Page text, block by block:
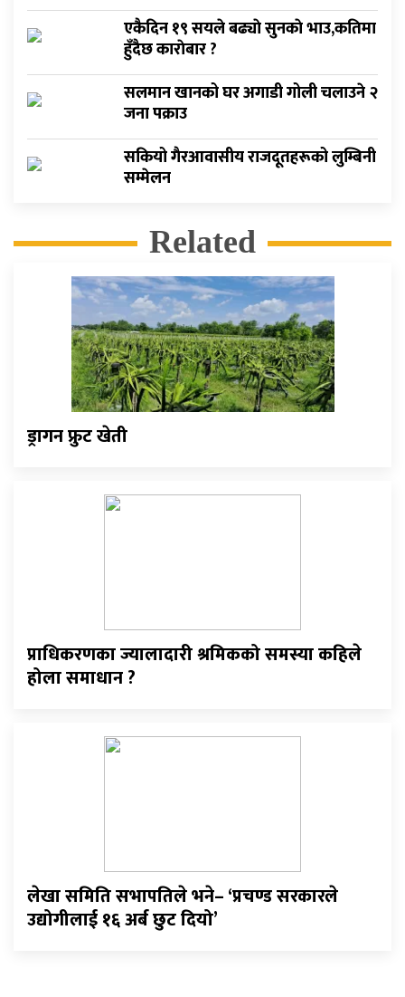
एकैदिन १९ सयले बढ्याे सुनकाे भाउ,कतिमा
हुँदैछ काराेबार ?
सलमान खानको घर अगाडी गोली चलाउने २
जना पक्राउ
सकियो गैरआवासीय राजदूतहरूको लुम्बिनी
सम्मेलन
Related
ड्रागन फ्रुट खेती
प्राधिकरणका ज्यालादारी श्रमिकको समस्या कहिले
होला समाधान ?
लेखा समिति सभापतिले भने– ‘प्रचण्ड सरकारले
उद्योगीलाई १६ अर्ब छुट दियो’